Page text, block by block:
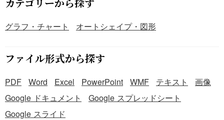
グラフ・チャート オートシェイプ・図形
ファイル形式から探す
PDF Word Excel PowerPoint WMF テキスト
画像
Google ドキュメント
Google スプレッドシート
Google スライド